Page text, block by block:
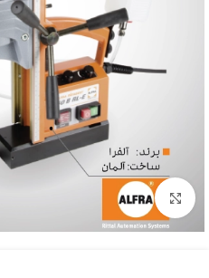
برای بزرگنمایی کلیک کنید